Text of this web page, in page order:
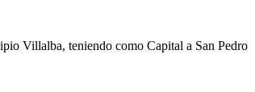
Villalba, teniendo como Capital a San Pedro